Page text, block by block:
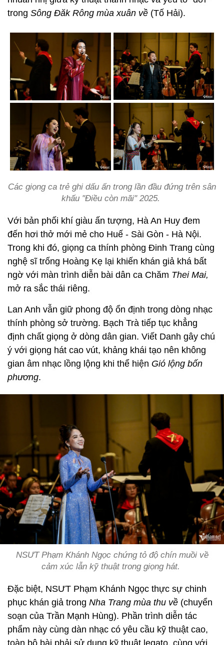
trong Sông Đăk Rông mùa xuân về (Tố Hải).
Các giọng ca trẻ ghi dấu ấn trong lần đầu đứng trên sân
khấu "Điều còn mãi" 2025.
Với bản phối khí giàu ấn tượng, Hà An Huy đem
đến hơi thở mới mẻ cho Huế - Sài Gòn - Hà Nội.
Trong khi đó, giọng ca thính phòng Đinh Trang cùng
nghệ sĩ trống Hoàng Kẹ lại khiến khán giả khá bất
ngờ với màn trình diễn bài dân ca Chăm Thei Mai,
mở ra sắc thái riêng.
Lan Anh vẫn giữ phong độ ổn định trong dòng nhạc
thính phòng sở trường. Bạch Trà tiếp tục khẳng
định chất giọng ở dòng dân gian. Viết Danh gây chú
ý với giọng hát cao vút, khảng khái tạo nên không
gian âm nhạc lồng lộng khi thể hiện Gió lộng bốn
phương.
NSƯT Phạm Khánh Ngọc chứng tỏ độ chín muồi về
cảm xúc lẫn kỹ thuật trong giọng hát.
Đặc biệt, NSƯT Phạm Khánh Ngọc thực sự chinh
phục khán giả trong Nha Trang mùa thu về (chuyển
soạn của Trần Mạnh Hùng). Phần trình diễn tác
phẩm này cùng dàn nhạc có yêu cầu kỹ thuật cao,